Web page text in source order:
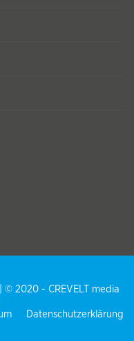
© 2020 - CREVELT media
Datenschutzerklärung